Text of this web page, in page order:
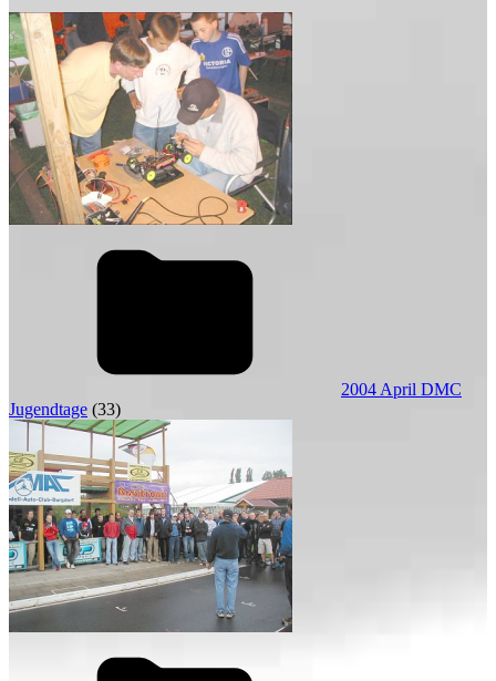
2004 April DMC
Jugendtage (33)